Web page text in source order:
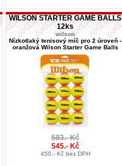
WILSON STARTER GAME BALLS
12ks
wilson
Nízkotlaký tenisový míč pro 2 úroveň -
oranžová Wilson Starter Game Balls
583.- Kč
545.- Kč
450.- Kč bez DPH